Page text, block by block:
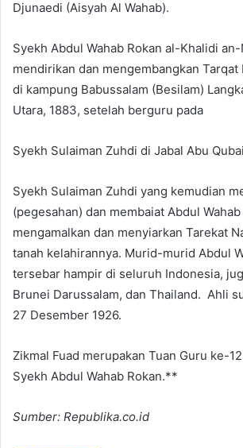
Djunaedi (Aisyah Al Wahab).
Syekh Abdul Wahab Rokan al-Khalidi
mendirikan dan mengembangkan Tarqat
di kampung Babussalam (Besilam)
Utara, 1883, setelah berguru pada
Syekh Sulaiman Zuhdi di Jabal Abu
Syekh Sulaiman Zuhdi yang kemudian
(pegesahan) dan membaiat Abdul
mengamalkan dan menyiarkan Tarekat
tanah kelahirannya. Murid-murid Abdul
tersebar hampir di seluruh Indonesia,
Brunei Darussalam, dan Thailand. Ahli
27 Desember 1926.
Zikmal Fuad merupakan Tuan Guru ke-
Syekh Abdul Wahab Rokan.**
Sumber: Republika.co.id